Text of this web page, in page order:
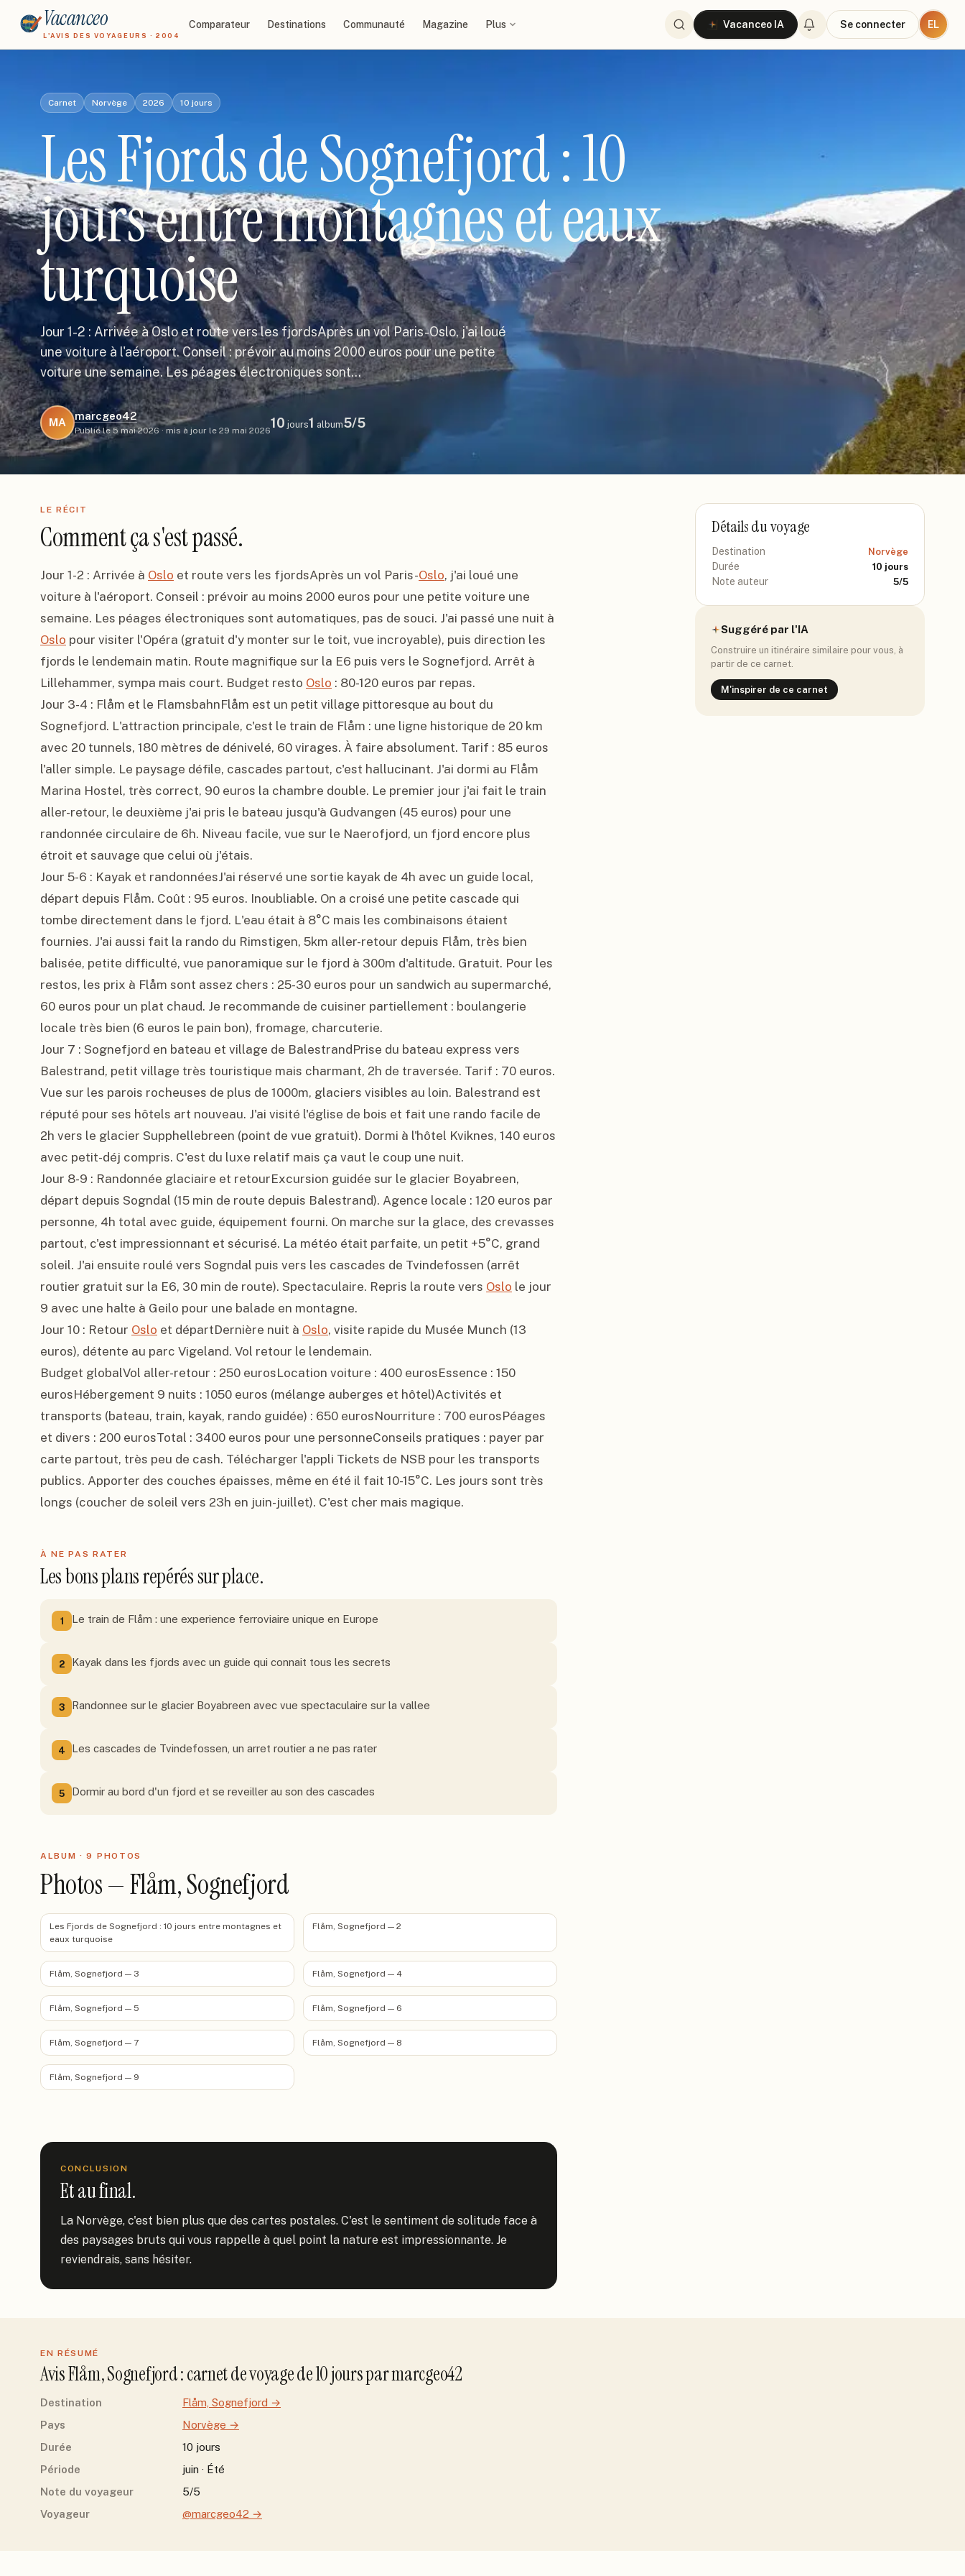
Vacanceo
L'AVIS DES VOYAGEURS · 2004
Comparateur Destinations Communauté Magazine Plus Vacanceo IA Se connecter EL
Carnet Norvège 2026 10 jours
Les Fjords de Sognefjord : 10
jours entre montagnes et eaux
turquoise
Jour 1-2 : Arrivée à Oslo et route vers les fjordsAprès un vol Paris-Oslo, j'ai loué
une voiture à l'aéroport. Conseil : prévoir au moins 2000 euros pour une petite
voiture une semaine. Les péages électroniques sont…
MA
marcgeo42
Publié le 5 mai 2026 · mis à jour le 29 mai 2026
10 jours1 album5/5
LE RÉCIT
Comment ça s'est passé.
Jour 1-2 : Arrivée à Oslo et route vers les fjordsAprès un vol Paris-Oslo, j'ai loué une
voiture à l'aéroport. Conseil : prévoir au moins 2000 euros pour une petite voiture une
Oslo pour visiter l'Opéra (gratuit d'y monter sur le toit, vue incroyable), puis direction les
fjords le lendemain matin. Route magnifique sur la E6 puis vers le Sognefjord. Arrêt à
Lillehammer, sympa mais court. Budget resto Oslo : 80-120 euros par repas.
Jour 3-4 : Flåm et le FlamsbahnFlåm est un petit village pittoresque au bout du
Sognefjord. L'attraction principale, c'est le train de Flåm : une ligne historique de 20 km
avec 20 tunnels, 180 mètres de dénivelé, 60 virages. À faire absolument. Tarif : 85 euros
l'aller simple. Le paysage défile, cascades partout, c'est hallucinant. J'ai dormi au Flåm
Marina Hostel, très correct, 90 euros la chambre double. Le premier jour j'ai fait le train
aller-retour, le deuxième j'ai pris le bateau jusqu'à Gudvangen (45 euros) pour une
randonnée circulaire de 6h. Niveau facile, vue sur le Naerofjord, un fjord encore plus
étroit et sauvage que celui où j'étais.
Jour 5-6 : Kayak et randonnéesJ'ai réservé une sortie kayak de 4h avec un guide local,
départ depuis Flåm. Coût : 95 euros. Inoubliable. On a croisé une petite cascade qui
tombe directement dans le fjord. L'eau était à 8°C mais les combinaisons étaient
fournies. J'ai aussi fait la rando du Rimstigen, 5km aller-retour depuis Flåm, très bien
balisée, petite difficulté, vue panoramique sur le fjord à 300m d'altitude. Gratuit. Pour les
restos, les prix à Flåm sont assez chers : 25-30 euros pour un sandwich au supermarché,
60 euros pour un plat chaud. Je recommande de cuisiner partiellement : boulangerie
locale très bien (6 euros le pain bon), fromage, charcuterie.
Jour 7 : Sognefjord en bateau et village de BalestrandPrise du bateau express vers
Balestrand, petit village très touristique mais charmant, 2h de traversée. Tarif : 70 euros.
Vue sur les parois rocheuses de plus de 1000m, glaciers visibles au loin. Balestrand est
réputé pour ses hôtels art nouveau. J'ai visité l'église de bois et fait une rando facile de
2h vers le glacier Supphellebreen (point de vue gratuit). Dormi à l'hôtel Kviknes, 140 euros
avec petit-déj compris. C'est du luxe relatif mais ça vaut le coup une nuit.
Jour 8-9 : Randonnée glaciaire et retourExcursion guidée sur le glacier Boyabreen,
départ depuis Sogndal (15 min de route depuis Balestrand). Agence locale : 120 euros par
personne, 4h total avec guide, équipement fourni. On marche sur la glace, des crevasses
partout, c'est impressionnant et sécurisé. La météo était parfaite, un petit +5°C, grand
soleil. J'ai ensuite roulé vers Sogndal puis vers les cascades de Tvindefossen (arrêt
routier gratuit sur la E6, 30 min de route). Spectaculaire. Repris la route vers Oslo le jour
9 avec une halte à Geilo pour une balade en montagne.
Jour 10 : Retour Oslo et départDernière nuit à Oslo, visite rapide du Musée Munch (13
euros), détente au parc Vigeland. Vol retour le lendemain.
Budget globalVol aller-retour : 250 eurosLocation voiture : 400 eurosEssence : 150
eurosHébergement 9 nuits : 1050 euros (mélange auberges et hôtel)Activités et
transports (bateau, train, kayak, rando guidée) : 650 eurosNourriture : 700 eurosPéages
et divers : 200 eurosTotal : 3400 euros pour une personneConseils pratiques : payer par
carte partout, très peu de cash. Télécharger l'appli Tickets de NSB pour les transports
publics. Apporter des couches épaisses, même en été il fait 10-15°C. Les jours sont très
longs (coucher de soleil vers 23h en juin-juillet). C'est cher mais magique.
À NE PAS RATER
Les bons plans repérés sur place.
1 Le train de Flåm : une experience ferroviaire unique en Europe
2 Kayak dans les fjords avec un guide qui connait tous les secrets
3 Randonnee sur le glacier Boyabreen avec vue spectaculaire sur la vallee
4 Les cascades de Tvindefossen, un arret routier a ne pas rater
5 Dormir au bord d'un fjord et se reveiller au son des cascades
ALBUM ·9 PHOTOS
Photos — Flåm, Sognefjord
Les Fjords de Sognefjord : 10 jours entre montagnes et
eaux turquoise
Flåm, Sognefjord — 2
Flåm, Sognefjord — 3 Flåm, Sognefjord — 4
Flåm, Sognefjord — 5 Flåm, Sognefjord — 6
Flåm, Sognefjord — 7 Flåm, Sognefjord — 8
Flåm, Sognefjord — 9
CONCLUSION
Et au final.
La Norvège, c'est bien plus que des cartes postales. C'est le sentiment de solitude face à
des paysages bruts qui vous rappelle à quel point la nature est impressionnante. Je
reviendrais, sans hésiter.
Détails du voyage
Destination Norvège
Durée 10 jours
Note auteur 5/5
Suggéré par l'IA
Construire un itinéraire similaire pour vous, à
partir de ce carnet.
M'inspirer de ce carnet
EN RÉSUMÉ
AvisFlåm, Sognefjord: carnet de voyage de10joursparmarcgeo42
Destination Flåm, Sognefjord →
Pays
Norvège →
Durée
10 jours
Période
juin · Été
Note du voyageur
5/5
Voyageur
@marcgeo42 →